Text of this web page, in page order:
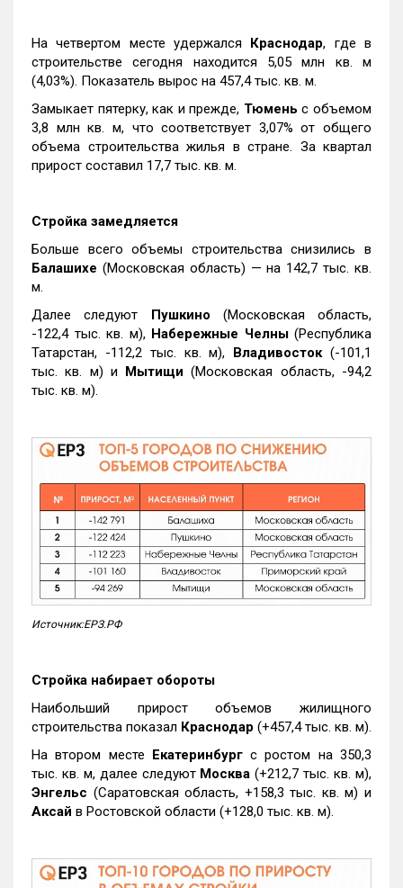
На четвертом месте удержался Краснодар, где в
строительстве сегодня находится 5,05 млн кв. м
(4,03%). Показатель вырос на 457,4 тыс. кв. м.
Замыкает пятерку, как и прежде, Тюмень с объемом
3,8 млн кв. м, что соответствует 3,07% от общего
объема строительства жилья в стране. За квартал
прирост составил 17,7 тыс. кв. м.
Стройка замедляется
Больше всего объемы строительства снизились в
Балашихе (Московская область) — на 142,7 тыс. кв.
м.
Далее следуют Пушкино (Московская область,
-122,4 тыс. кв. м), Набережные Челны(Республика
Татарстан, -112,2 тыс. кв. м), Владивосток(-101,1
тыс. кв. м) и Мытищи (Московская область, -94,2
тыс. кв. м).
Источник:ЕРЗ.РФ
Стройка набирает обороты
Наибольший прирост объемов жилищного
строительства показал Краснодар (+457,4 тыс. кв. м).
На втором месте Екатеринбургс ростом на 350,3
тыс. кв. м, далее следуют Москва (+212,7 тыс. кв. м),
Энгельс (Саратовская область, +158,3 тыс. кв. м) и
Аксай в Ростовской области (+128,0 тыс. кв. м).